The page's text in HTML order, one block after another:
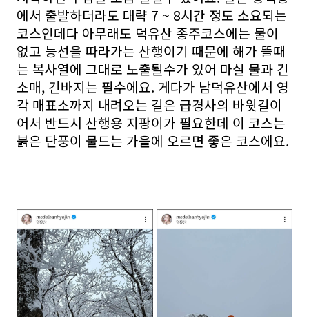
에서 출발하더라도 대략 7 ~ 8시간 정도 소요되는
코스인데다 아무래도 덕유산 종주코스에는 물이
없고 능선을 따라가는 산행이기 때문에 해가 뜰때
는 복사열에 그대로 노출될수가 있어 마실 물과 긴
소매, 긴바지는 필수에요. 게다가 남덕유산에서 영
각 매표소까지 내려오는 길은 급경사의 바윗길이
어서 반드시 산행용 지팡이가 필요한데 이 코스는
붉은 단풍이 물드는 가을에 오르면 좋은 코스에요.